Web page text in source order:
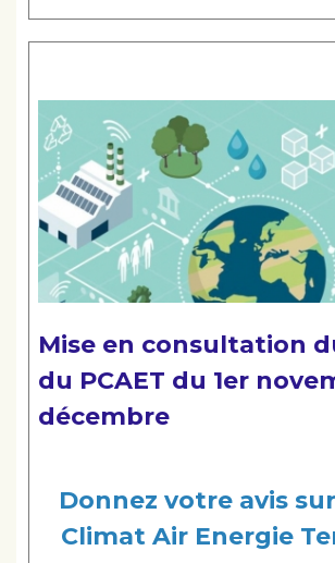
Mise en consultation
du PCAET du 1er
décembre
Donnez votre avis
Climat Air Energie